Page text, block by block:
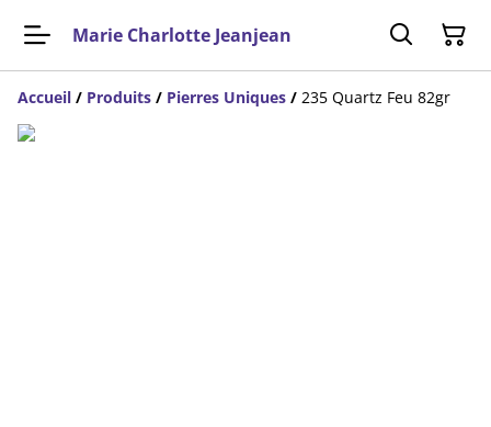
Marie Charlotte Jeanjean
Accueil / Produits / Pierres Uniques / 235 Quartz Feu 82gr